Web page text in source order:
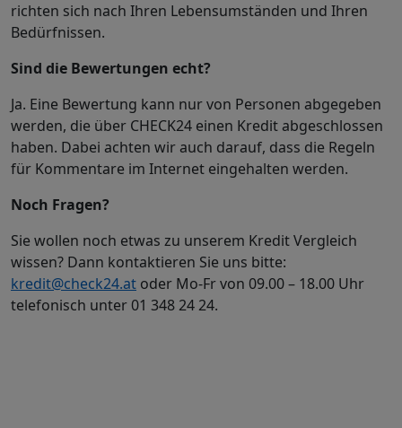
richten sich nach Ihren Lebensumständen und Ihren
Bedürfnissen.
Sind die Bewertungen echt?
Ja. Eine Bewertung kann nur von Personen abgegeben
werden, die über CHECK24 einen Kredit abgeschlossen
haben. Dabei achten wir auch darauf, dass die Regeln
für Kommentare im Internet eingehalten werden.
Noch Fragen?
Sie wollen noch etwas zu unserem Kredit Vergleich
wissen? Dann kontaktieren Sie uns bitte:
kredit@check24.at oder Mo-Fr von 09.00 – 18.00 Uhr
telefonisch unter 01 348 24 24.